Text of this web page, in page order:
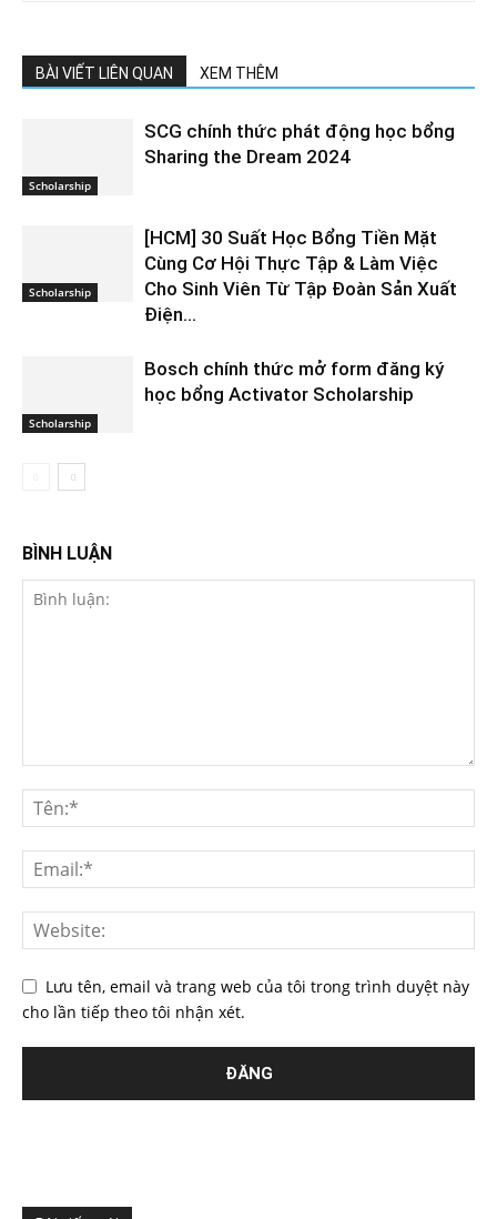
BÀI VIẾT LIÊN QUAN XEM THÊM
Scholarship
SCG chính thức phát động học bổng
Sharing the Dream 2024
Scholarship
[HCM] 30 Suất Học Bổng Tiền Mặt
Cùng Cơ Hội Thực Tập & Làm Việc
Cho Sinh Viên Từ Tập Đoàn Sản Xuất
Điện...
Scholarship
Bosch chính thức mở form đăng ký
học bổng Activator Scholarship
BÌNH LUẬN
Lưu tên, email và trang web của tôi trong trình duyệt này
cho lần tiếp theo tôi nhận xét.